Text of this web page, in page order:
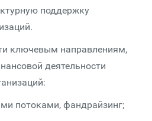
поддержку
ключевым направлениям,
деятельности
потоками, фандрайзинг;